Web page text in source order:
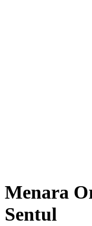
Menara
Sentul